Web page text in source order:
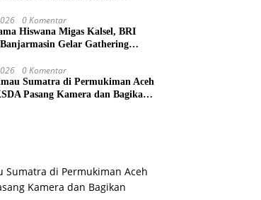
0 Komentar
Hiswana Migas Kalsel, BRI
Gelar Gathering
0 Komentar
Sumatra di Permukiman Aceh
Pasang Kamera dan Bagikan